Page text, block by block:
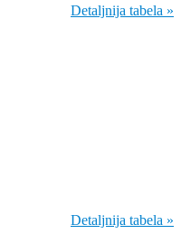
Detaljnija tabela »
Detaljnija tabela »